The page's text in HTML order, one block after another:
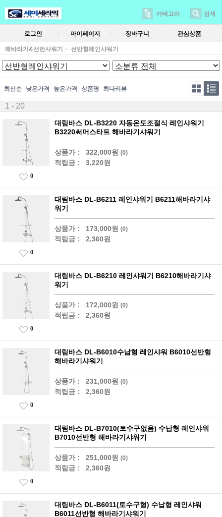
카테고리 검색
로그인 마이페이지 장바구니 관심상품
해바라기&선반샤워기 선반형레인샤워기
최신순 낮은가격 높은가격 상품명 최다리뷰
1 - 20
대림바스 DL-B3220 자동온도조절식 레인샤워기
B3220써머스타트 해바라기샤워기
상품가 : 322,000원 (0)
적립금 : 3,220원
0
대림바스 DL-B6211 레인샤워기 B6211해바라기샤
워기
상품가 : 173,000원 (0)
적립금 : 2,360원
0
대림바스 DL-B6210 레인샤워기 B6210해바라기샤
워기
상품가 : 172,000원 (0)
적립금 : 2,360원
0
대림바스 DL-B6010수납형 레인샤워 B6010선반형
해바라기샤워기
상품가 : 231,000원 (0)
적립금 : 2,360원
0
대림바스 DL-B7010(토수구없음) 수납형 레인샤워
B7010선반형 해바라기샤워기
상품가 : 251,000원 (0)
적립금 : 2,360원
0
대림바스 DL-B6011(토수구형) 수납형 레인샤워
B6011선반형 해바라기샤워기